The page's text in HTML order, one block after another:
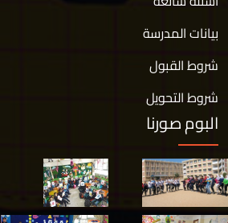
بيانات المدرسة
شروط القبول
شروط التحويل
البوم صورنا